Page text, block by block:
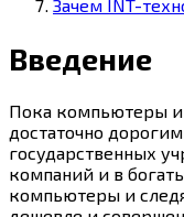
Зачем INT-
Введение
Пока компьютеры
достаточно
государственных
компаний и в
компьютеры и